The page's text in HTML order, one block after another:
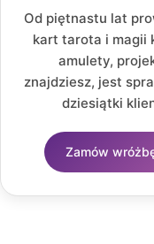
Od piętnastu lat
kart tarota i magii
amulety,
znajdziesz, jest
dziesiątki
Zamów